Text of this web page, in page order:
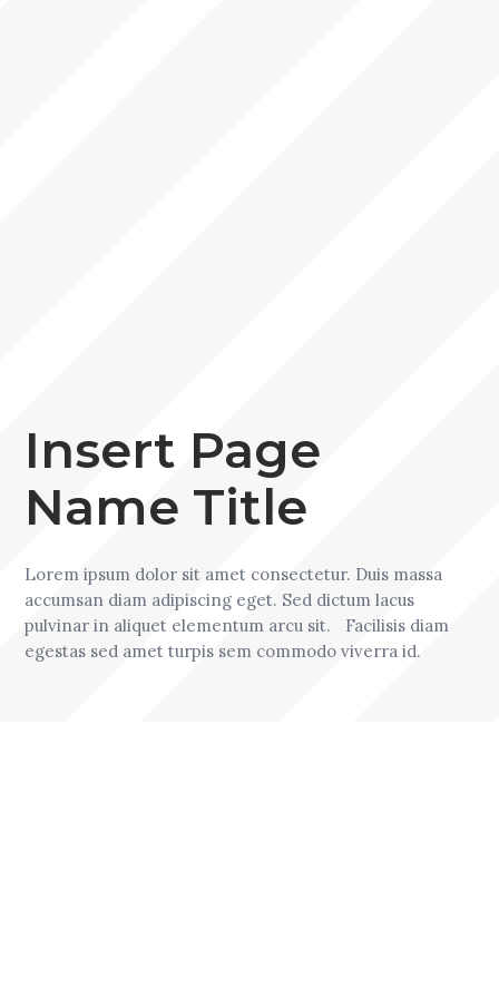
Insert Page
Name Title
Lorem ipsum dolor sit amet consectetur. Duis massa
accumsan diam adipiscing eget. Sed dictum lacus
pulvinar in aliquet elementum arcu sit. Facilisis diam
egestas sed amet turpis sem commodo viverra id.